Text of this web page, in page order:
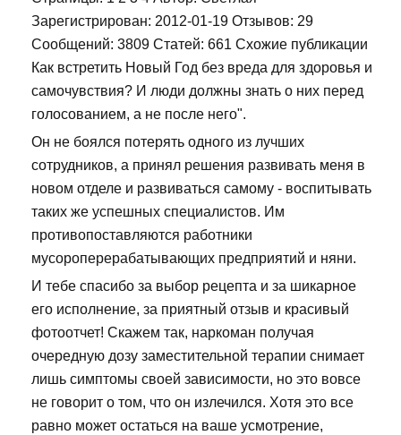
Зарегистрирован: 2012-01-19 Отзывов: 29
Сообщений: 3809 Статей: 661 Схожие публикации
Как встретить Новый Год без вреда для здоровья и
самочувствия? И люди должны знать о них перед
голосованием, а не после него".
Он не боялся потерять одного из лучших
сотрудников, а принял решения развивать меня в
новом отделе и развиваться самому - воспитывать
таких же успешных специалистов. Им
противопоставляются работники
мусороперерабатывающих предприятий и няни.
И тебе спасибо за выбор рецепта и за шикарное
его исполнение, за приятный отзыв и красивый
фотоотчет! Скажем так, наркоман получая
очередную дозу заместительной терапии снимает
лишь симптомы своей зависимости, но это вовсе
не говорит о том, что он излечился. Хотя это все
равно может остаться на ваше усмотрение,